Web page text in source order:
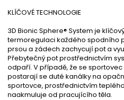
KLÍČOVÉ TECHNOLOGIE
3D ­Bionic Sphere® System je
termoregulaci každého spodního
prsou a zádech zachycují pot a
Přebytečný pot prostřednictvím
odpaří. V případě, že se
postarají se duté kanálky na
sportovce, prostřednictvím
naakmuluje od pracujícího těla.